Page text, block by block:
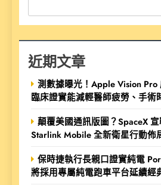
近期文章
測數據曝光！Apple Vision Pro
臨床證實能減輕醫師疲勞、手術
顛覆美國通訊版圖？SpaceX
Starlink Mobile 全新衛星行動佈
保時捷執行長親口證實純電
將採用專屬純電跑車平台延續經